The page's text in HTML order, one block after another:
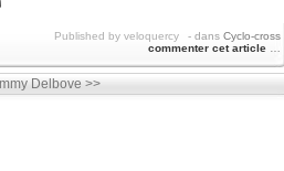
Published by veloquercy - dans Cyclo-cross
commenter cet article
Delbove >>